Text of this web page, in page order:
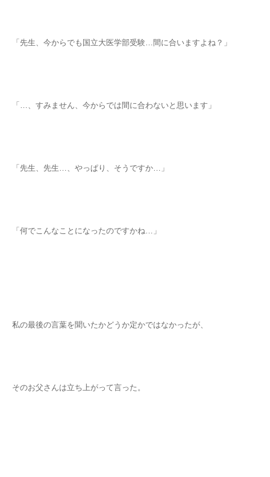
「先生、今からでも国立大医学部受験…間に合いますよね？」
「…、すみません、今からでは間に合わないと思います」
「先生、先生…、やっぱり、そうですか…」
「何でこんなことになったのですかね…」
私の最後の言葉を聞いたかどうか定かではなかったが、
そのお父さんは立ち上がって言った。